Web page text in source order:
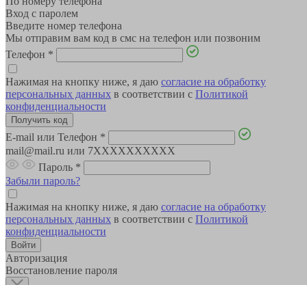
Вход с паролем
Введите номер телефона
Мы отправим вам код в смс на телефон или позвоним
Телефон *
Нажимая на кнопку ниже, я даю согласие на обработку
персональных данных в соответствии с Политикой
конфиденциальности
E-mail или Телефон *
mail@mail.ru или 7XXXXXXXXXX
Пароль *
Забыли пароль?
Нажимая на кнопку ниже, я даю согласие на обработку
персональных данных в соответствии с Политикой
конфиденциальности
Авторизация
Восстановление пароля